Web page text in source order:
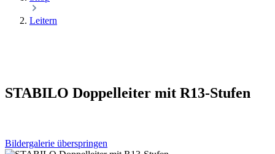
Leitern
STABILO Doppelleiter mit R13-Stufen
Bildergalerie überspringen